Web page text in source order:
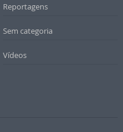
Reportagens
Sem categoria
Vídeos